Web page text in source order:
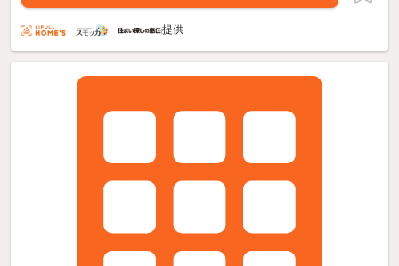
提供